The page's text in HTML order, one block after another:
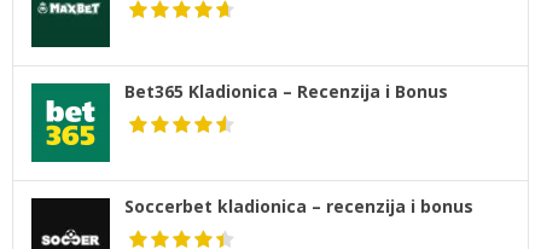
Bet365 Kladionica – Recenzija i Bonus
Soccerbet kladionica – recenzija i bonus